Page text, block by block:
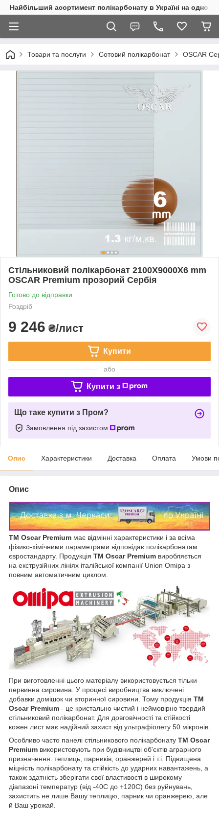
Найбільший асортимент полікарбонату в Україні на одному
Товари та послуги Сотовий полікарбонат OSCAR
Стільниковий полікарбонат 2100Х9000Х6 mm
OSCAR Premium прозорий Сербія
Готово до відправки
Роздріб
9 246 ₴/лист
Купити
або
Купити з
Що таке купити з Пром?
Замовлення під захистом
Опис Характеристики Доставка Оплата Умови
Опис
ТМ Oscar Premium має відмінні характеристики і за всіма
фізико-хімічними параметрами відповідає полікарбонатам
євростандарту. Продукція ТМ Oscar Premium виробляється
на екструзійних лініях італійської компанії Union Omipa з
повним автоматичним циклом.
При виготовленні цього матеріалу використовується тільки
первинна сировина. У процесі виробництва виключені
добавки домішок чи вторинної сировини. Тому продукція ТМ
Oscar Premium - це кристально чистий і неймовірно твердий
стільниковий полікарбонат. Для довговічності та стійкості
кожен лист має надійний захист від ультрафіолету 50 мікронів.
Особливо часто панелі стільникового полікарбонату ТМ Oscar
Premium використовують при будівництві об'єктів аграрного
призначення: теплиць, парників, оранжерей і т.і. Підвищена
міцність полікарбонату та стійкість до ударних навантажень, а
також здатність зберігати свої властивості в широкому
діапазоні температур (від -40С до +120С) без руйнувань,
захистить не лише Вашу теплицю, парник чи оранжерею, але
й Ваш урожай.